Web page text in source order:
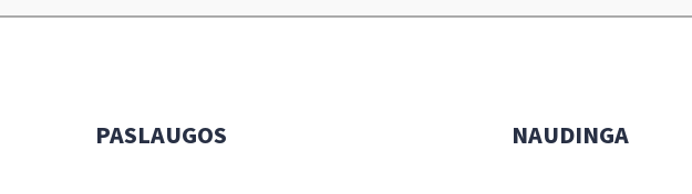
PASLAUGOS NAUDINGA